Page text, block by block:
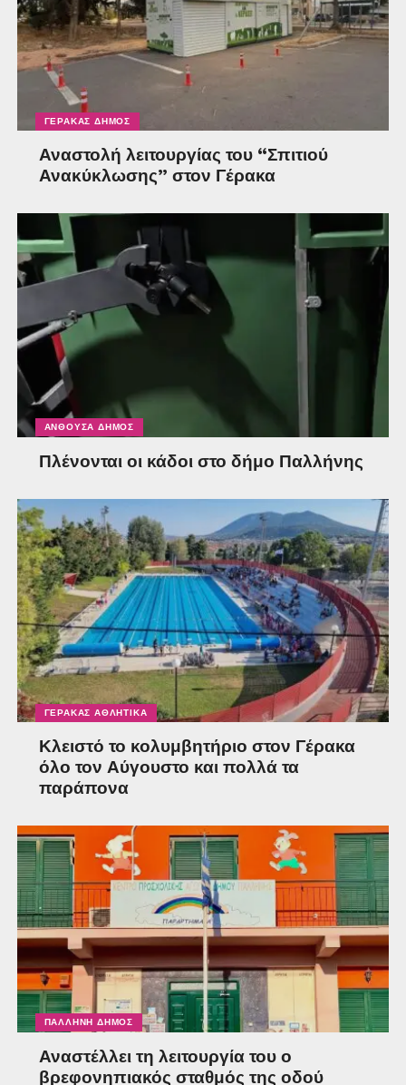
ΓΈΡΑΚΑΣ ΔΉΜΟΣ
Αναστολή λειτουργίας του “Σπιτιού
Ανακύκλωσης” στον Γέρακα
ΑΝΘΟΎΣΑ ΔΉΜΟΣ
Πλένονται οι κάδοι στο δήμο Παλλήνης
ΓΈΡΑΚΑΣ ΑΘΛΗΤΙΚΆ
Κλειστό το κολυμβητήριο στον Γέρακα
όλο τον Αύγουστο και πολλά τα
παράπονα
ΠΑΛΛΉΝΗ ΔΉΜΟΣ
Αναστέλλει τη λειτουργία του ο
βρεφονηπιακός σταθμός της οδού